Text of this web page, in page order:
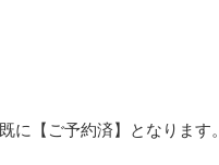
【ご予約済】となります。